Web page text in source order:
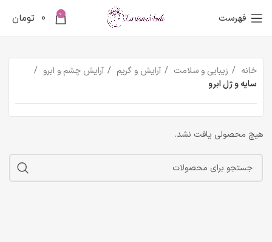
فهرست 0
0 تومان
خانه زیبایی و سلامت آرایش و گریم
آرایش چشم و ابرو
سایه و ژل ابرو
هیچ محصولی یافت نشد.